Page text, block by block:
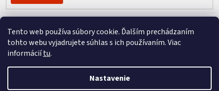
Tento web používa súbory cookie. Ďalším prechádzaním
tohto webu vyjadrujete súhlas s ich používaním. Viac
informáciítu.
Nastavenie
Člen skupiny
REPASOVANÉ CISCO. Všetky práva vyhradené.